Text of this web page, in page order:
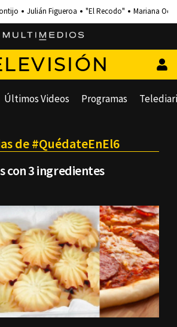
Julián Figueroa "El Recodo" Mariana
Últimos Videos Programas
de #QuédateEnEl6
con 3 ingredientes